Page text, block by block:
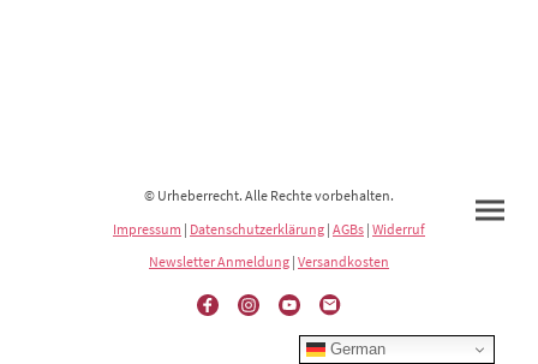
© Urheberrecht. Alle Rechte vorbehalten.
Impressum | Datenschutzerklärung | AGBs | Widerruf
Newsletter Anmeldung | Versandkosten
German